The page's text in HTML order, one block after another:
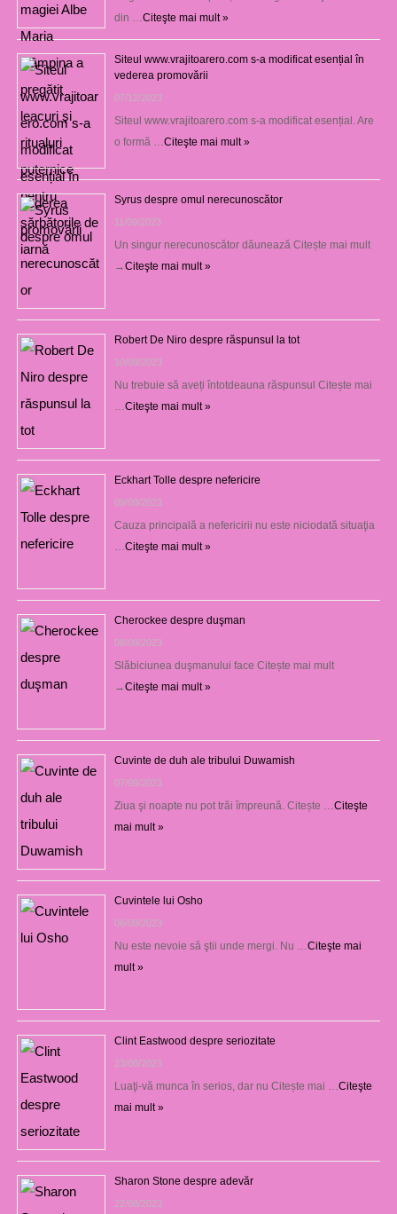
din … Citeşte mai mult »
Siteul www.vrajitoarero.com s-a modificat esențial în
vederea promovării
07/12/2023
Siteul www.vrajitoarero.com s-a modificat esențial. Are
o formă … Citeşte mai mult »
Syrus despre omul nerecunoscător
11/09/2023
Un singur nerecunoscător dăunează Citește mai mult
→Citeşte mai mult »
Robert De Niro despre răspunsul la tot
10/09/2023
Nu trebuie să aveți întotdeauna răspunsul Citește mai
Citeşte mai mult »
Eckhart Tolle despre nefericire
09/09/2023
Cauza principală a nefericirii nu este niciodată situaţia
Citeşte mai mult »
Cherockee despre duşman
08/09/2023
Slăbiciunea duşmanului face Citește mai mult
→Citeşte mai mult »
Cuvinte de duh ale tribului Duwamish
07/09/2023
Ziua şi noapte nu pot trăi împreună. Citește … Citeşte
mai mult »
Cuvintele lui Osho
06/09/2023
Nu este nevoie să ştii unde mergi. Nu … Citeşte mai
mult »
Clint Eastwood despre seriozitate
23/08/2023
Luaţi-vă munca în serios, dar nu Citește mai … Citeşte
mai mult »
Sharon Stone despre adevăr
22/08/2023